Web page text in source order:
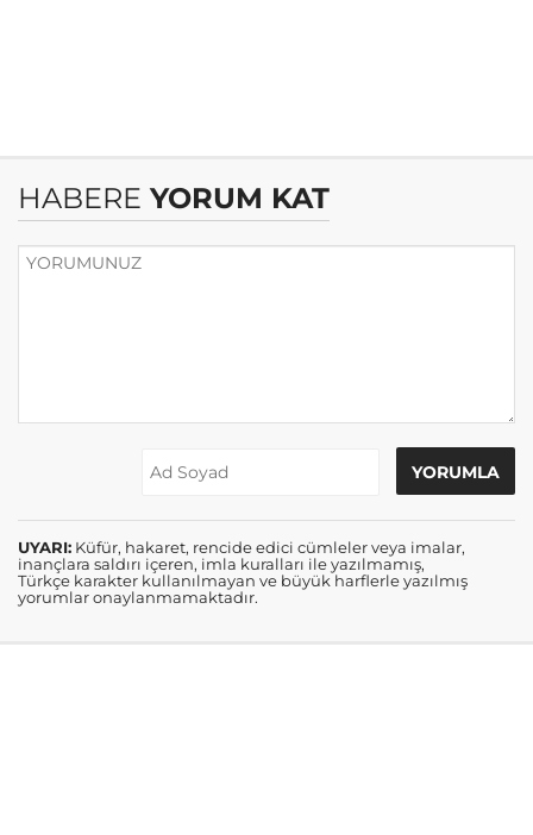
HABERE YORUM KAT
UYARI: Küfür, hakaret, rencide edici cümleler veya imalar,
inançlara saldırı içeren, imla kuralları ile yazılmamış,
Türkçe karakter kullanılmayan ve büyük harflerle yazılmış
yorumlar onaylanmamaktadır.